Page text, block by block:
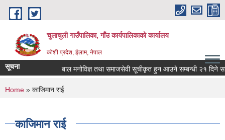
Skip to main content
चुलाचुली गाउँपालिका, गाँउ कार्यपालिकाको कार्यालय
कोशी प्रदेश, ईलाम, नेपाल
सूचना बाल मनोविज्ञ तथा समाजसेवी सूचीकृत हुन आउने सम्बन्धी २१ दिने
You are here
Home » काजिमान राई
काजिमान राई